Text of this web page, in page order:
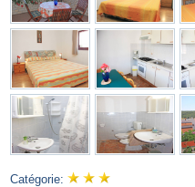
Catégorie: